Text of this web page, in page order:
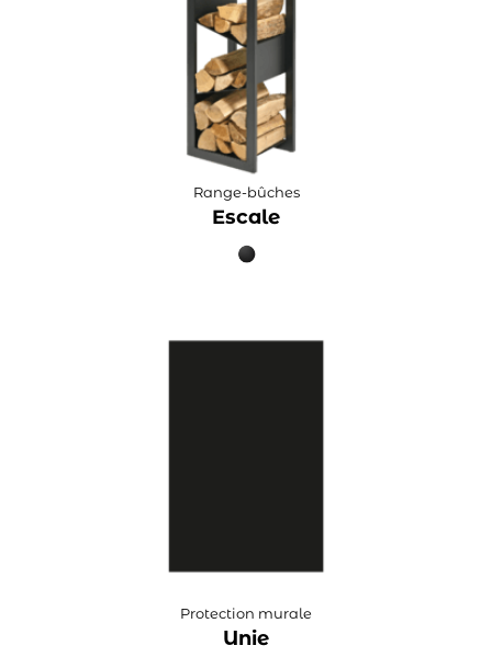
Range-bûches
Escale
Protection murale
Unie